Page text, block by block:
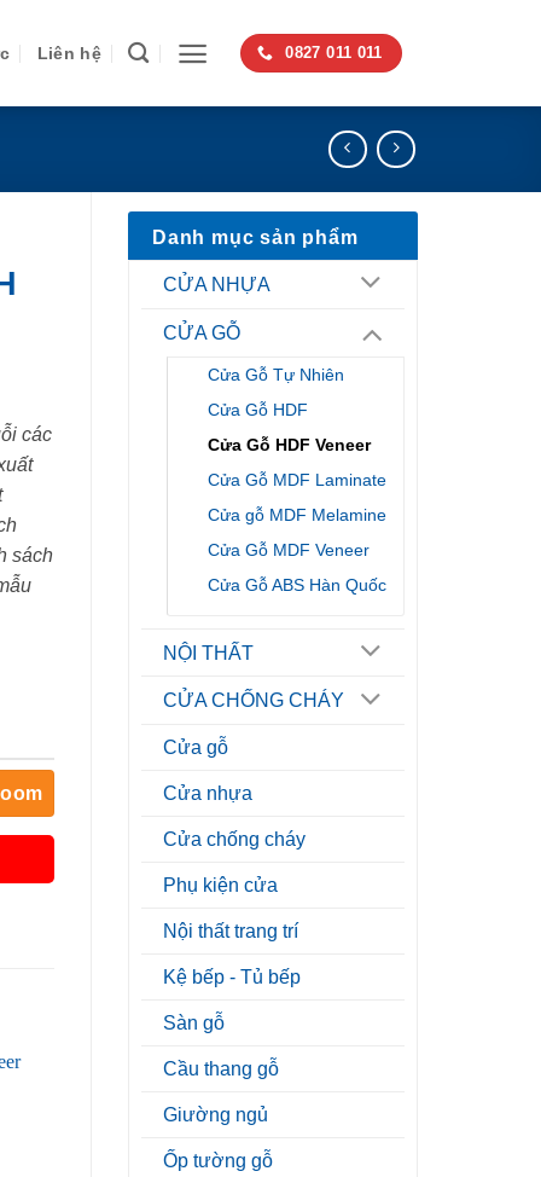
Liên hệ 0827 011 011
Danh mục sản phẩm
CỬA NHỰA
CỬA GỖ
Cửa Gỗ Tự Nhiên
Cửa Gỗ HDF
Cửa Gỗ HDF Veneer
Cửa Gỗ MDF Laminate
Cửa gỗ MDF Melamine
Cửa Gỗ MDF Veneer
Cửa Gỗ ABS Hàn Quốc
NỘI THẤT
CỬA CHỐNG CHÁY
Cửa gỗ
Cửa nhựa
Cửa chống cháy
Phụ kiện cửa
Nội thất trang trí
Kệ bếp - Tủ bếp
Sàn gỗ
Cầu thang gỗ
Giường ngủ
Ốp tường gỗ
các
sách